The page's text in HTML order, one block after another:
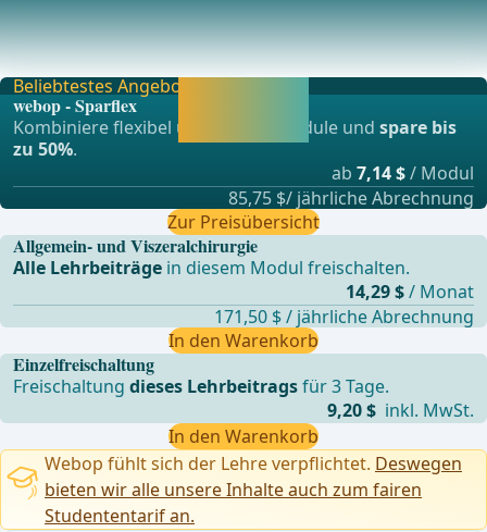
Chronische postoperative Schmerzen (10-12%)Definition:
Chronische postoperative Schmerzen wurden be
Einzelfreischaltung
Freischaltungdieses Lehrbeitragsfür 3 Tage.
9,20 $ inkl. MwSt.
In den Warenkorb
Beliebtestes Angebot
webop - Sparflex
Kombiniere flexibel unsere Lernmodule undspare bis
zu 50%.
ab 7,14 $/ Modul
85,75 $/ jährliche Abrechnung
Zur Preisübersicht
Allgemein- und Viszeralchirurgie
Alle Lehrbeiträge in diesem Modul freischalten.
14,29 $/ Monat
171,50 $ / jährliche Abrechnung
In den Warenkorb
Webop fühlt sich der Lehre verpflichtet. Deswegen
bieten wir alle unsere Inhalte auch zum fairen
Studententarif an.